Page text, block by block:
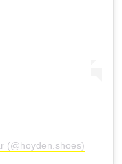
(@hoyden.shoes)